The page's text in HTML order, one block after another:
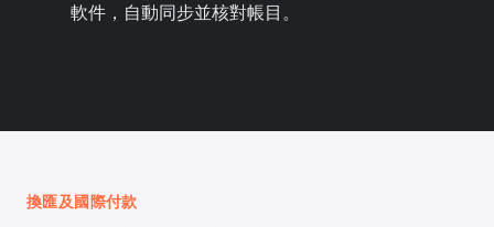
軟件，自動同步並核對帳目。
換匯及國際付款